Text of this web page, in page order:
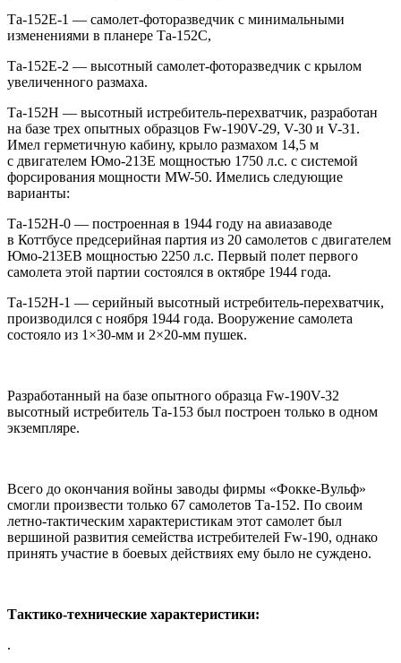
Та-152Е-1 — самолет-фоторазведчик с минимальными
изменениями в планере Та-152С,
Та-152Е-2 — высотный самолет-фоторазведчик с крылом
увеличенного размаха.
Та-152Н — высотный истребитель-перехватчик, разработан
на базе трех опытных образцов Fw-190V-29, V-30 и V-31.
Имел герметичную кабину, крыло размахом 14,5 м
с двигателем Юмо-213Е мощностью 1750 л.с. с системой
форсирования мощности MW-50. Имелись следующие
варианты:
Та-152Н-0 — построенная в 1944 году на авиазаводе
в Коттбусе предсерийная партия из 20 самолетов с двигателем
Юмо-213ЕВ мощностью 2250 л.с. Первый полет первого
самолета этой партии состоялся в октябре 1944 года.
Та-152Н-1 — серийный высотный истребитель-перехватчик,
производился с ноября 1944 года. Вооружение самолета
состояло из 1×30-мм и 2×20-мм пушек.
Разработанный на базе опытного образца Fw-190V-32
высотный истребитель Та-153 был построен только в одном
экземпляре.
Всего до окончания войны заводы фирмы «Фокке-Вульф»
смогли произвести только 67 самолетов Та-152. По своим
летно-тактическим характеристикам этот самолет был
вершиной развития семейства истребителей Fw-190, однако
принять участие в боевых действиях ему было не суждено.
Тактико-технические характеристики:
.